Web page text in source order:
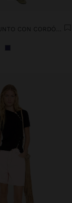
CÁRDIGAN DE PUNTO CON CORDÓN AJUSTABLE